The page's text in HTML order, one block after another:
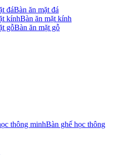
Bàn ăn mặt đá
Bàn ăn mặt kính
Bàn ăn mặt gỗ
Bàn ghế học thông